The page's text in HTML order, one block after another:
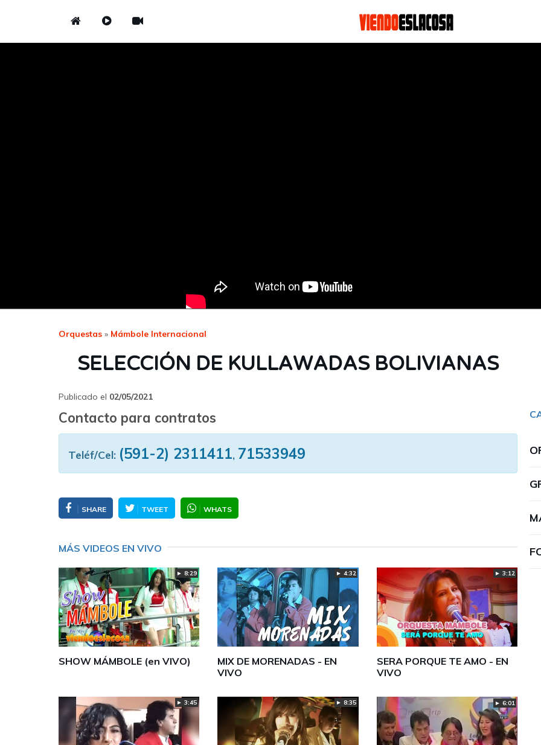
Orquestas » Mámbole Internacional
SELECCIÓN DE KULLAWADAS BOLIVIANAS
Publicado el 02/05/2021
Contacto para contratos
Teléf/Cel: (591-2) 2311411, 71533949
SHARE TWEET WHATS
MÁS VIDEOS EN VIVO
► 8:29
SHOW MÁMBOLE (en VIVO)
► 4:32
MIX DE MORENADAS - EN
VIVO
► 3:12
SERA PORQUE TE AMO - EN
VIVO
► 3:45 ► 8:35 ► 6:01